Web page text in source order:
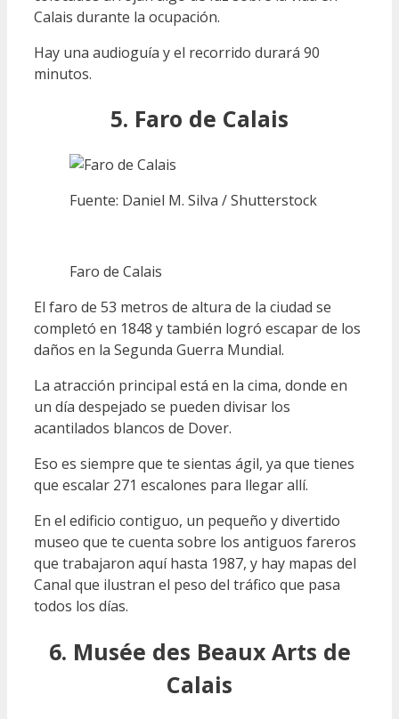
Calais durante la ocupación.
Hay una audioguía y el recorrido durará 90
minutos.
5. Faro de Calais
Fuente: Daniel M. Silva / Shutterstock
Faro de Calais
El faro de 53 metros de altura de la ciudad se
completó en 1848 y también logró escapar de los
daños en la Segunda Guerra Mundial.
La atracción principal está en la cima, donde en
un día despejado se pueden divisar los
acantilados blancos de Dover.
Eso es siempre que te sientas ágil, ya que tienes
que escalar 271 escalones para llegar allí.
En el edificio contiguo, un pequeño y divertido
museo que te cuenta sobre los antiguos fareros
que trabajaron aquí hasta 1987, y hay mapas del
Canal que ilustran el peso del tráfico que pasa
todos los días.
6. Musée des Beaux Arts de
Calais